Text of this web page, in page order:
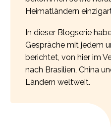
Heimatländern
In dieser Blogserie
Gespräche mit jedem
berichtet, von hier im
nach Brasilien, China
Ländern weltweit.